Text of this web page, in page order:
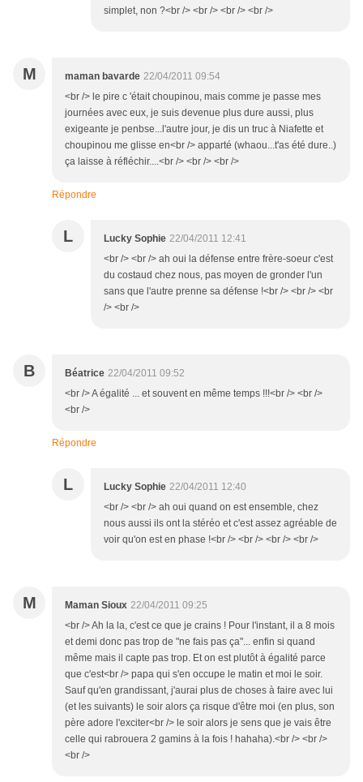
simplet, non ?<br /> <br /> <br /> <br />
M maman bavarde 22/04/2011 09:54
<br /> le pire c 'était choupinou, mais comme je passe mes
journées avec eux, je suis devenue plus dure aussi, plus
exigeante je penbse...l'autre jour, je dis un truc à Niafette et
choupinou me glisse en<br /> apparté (whaou...t'as été dure..)
ça laisse à réfléchir....<br /> <br /> <br />
Répondre
L Lucky Sophie 22/04/2011 12:41
<br /> <br /> ah oui la défense entre frère-soeur c'est
du costaud chez nous, pas moyen de gronder l'un
sans que l'autre prenne sa défense !<br /> <br /> <br
/> <br />
B Béatrice 22/04/2011 09:52
<br /> A égalité ... et souvent en même temps !!!<br /> <br />
<br />
Répondre
L Lucky Sophie 22/04/2011 12:40
<br /> <br /> ah oui quand on est ensemble, chez
nous aussi ils ont la stéréo et c'est assez agréable de
voir qu'on est en phase !<br /> <br /> <br /> <br />
M Maman Sioux 22/04/2011 09:25
<br /> Ah la la, c'est ce que je crains ! Pour l'instant, il a 8 mois
et demi donc pas trop de "ne fais pas ça"... enfin si quand
même mais il capte pas trop. Et on est plutôt à égalité parce
que c'est<br /> papa qui s'en occupe le matin et moi le soir.
Sauf qu'en grandissant, j'aurai plus de choses à faire avec lui
(et les suivants) le soir alors ça risque d'être moi (en plus, son
père adore l'exciter<br /> le soir alors je sens que je vais être
celle qui rabrouera 2 gamins à la fois ! hahaha).<br /> <br />
<br />